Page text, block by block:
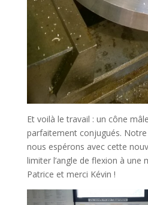
Et voilà le travail : un cône
parfaitement conjugués.
nous espérons avec cette
limiter l’angle de flexion à une
Patrice et merci Kévin !